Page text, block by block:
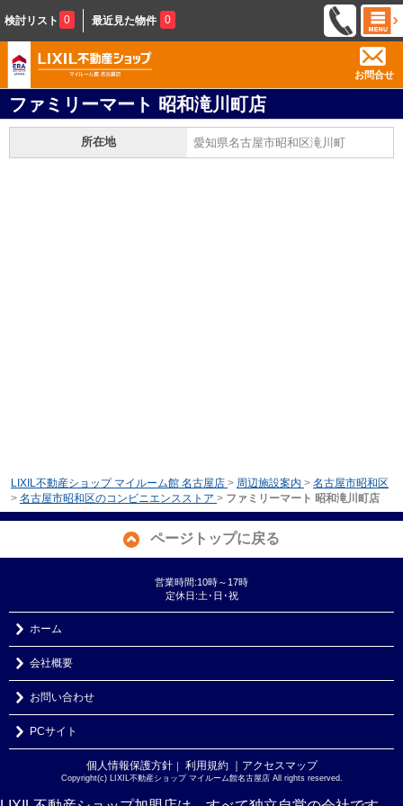
検討リスト 0 最近見た物件 0
お問合せ
ファミリーマート 昭和滝川町店
所在地 愛知県名古屋市昭和区滝川町
LIXIL不動産ショップ マイルーム館 名古屋店 > 周辺施設案内 > 名古屋市昭和区
> 名古屋市昭和区のコンビニエンスストア > ファミリーマート 昭和滝川町店
ページトップに戻る
営業時間:10時～17時
定休日:土･日･祝
ホーム
会社概要
お問い合わせ
PCサイト
個人情報保護方針｜ 利用規約 ｜アクセスマップ
Copyright(c) LIXIL不動産ショップ マイルーム館名古屋店 All rights reserved.